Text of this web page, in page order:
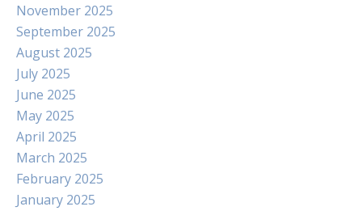
November 2025
September 2025
August 2025
July 2025
June 2025
May 2025
April 2025
March 2025
February 2025
January 2025